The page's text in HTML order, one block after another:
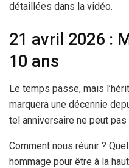
détaillées dans la vidéo.
21 avril 2026 :
10 ans
Le temps passe, mais
marquera une décennie
tel anniversaire ne peut
Comment nous réunir ?
hommage pour être à la